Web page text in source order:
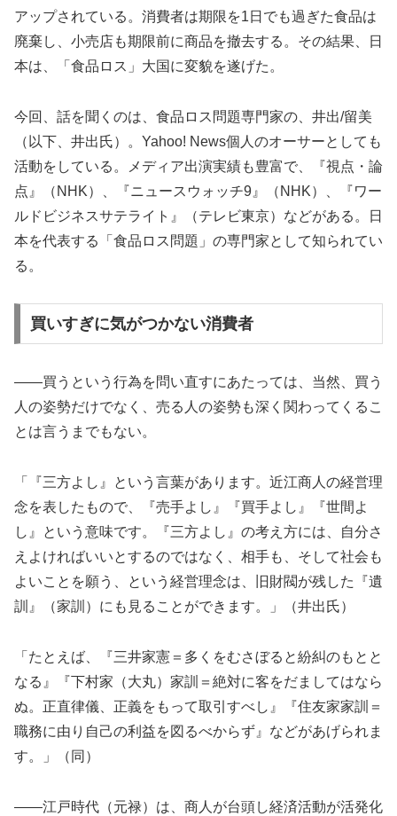
アップされている。消費者は期限を1日でも過ぎた食品は
廃棄し、小売店も期限前に商品を撤去する。その結果、日
本は、「食品ロス」大国に変貌を遂げた。
今回、話を聞くのは、食品ロス問題専門家の、井出/留美
（以下、井出氏）。Yahoo! News個人のオーサーとしても
活動をしている。メディア出演実績も豊富で、『視点・論
点』（NHK）、『ニュースウォッチ9』（NHK）、『ワー
ルドビジネスサテライト』（テレビ東京）などがある。日
本を代表する「食品ロス問題」の専門家として知られてい
る。
買いすぎに気がつかない消費者
――買うという行為を問い直すにあたっては、当然、買う
人の姿勢だけでなく、売る人の姿勢も深く関わってくるこ
とは言うまでもない。
「『三方よし』という言葉があります。近江商人の経営理
念を表したもので、『売手よし』『買手よし』『世間よ
し』という意味です。『三方よし』の考え方には、自分さ
えよければいいとするのではなく、相手も、そして社会も
よいことを願う、という経営理念は、旧財閥が残した『遺
訓』（家訓）にも見ることができます。」（井出氏）
「たとえば、『三井家憲＝多くをむさぼると紛糾のもとと
なる』『下村家（大丸）家訓＝絶対に客をだましてはなら
ぬ。正直律儀、正義をもって取引すべし』『住友家家訓＝
職務に由り自己の利益を図るべからず』などがあげられま
す。」（同）
――江戸時代（元禄）は、商人が台頭し経済活動が活発化